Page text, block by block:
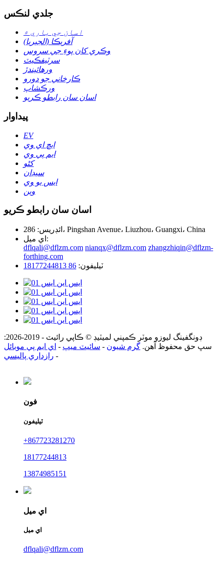
جلدي لنڪس
اسان جي باري ۾
آفريڪا (الجيريا)
وڪري کان پوءِ جي سروس
سرٽيفڪيٽ
ورهائيندڙ
ڪارخاني جو دورو
ورڪشاپ
اسان سان رابطو ڪريو
پيداوار
EV
ايڇ اي وي
ايم پي وي
کڻو
سيڊان
ايس يو وي
وين
اسان سان رابطو ڪريو
ائڊريس: 286، Pingshan Avenue، Liuzhou، Guangxi، China
اي ميل:
dflqali@dflzm.com nianqx@dflzm.com zhangzhiqin@dflzm-
forthing.com
ٽيليفون: 86 18177244813
ڊونگفينگ ليوزو موٽر ڪمپني لميٽيڊ © ڪاپي رائيٽ - 2019-2026:
سڀ حق محفوظ آهن. گرم شيون - سائيٽ ميپ - اي ايم پي موبائل
- رازداري پاليسي
فون
ٽيليفون
+867723281270
18177244813
13874985151
اي ميل
اي ميل
dflqali@dflzm.com